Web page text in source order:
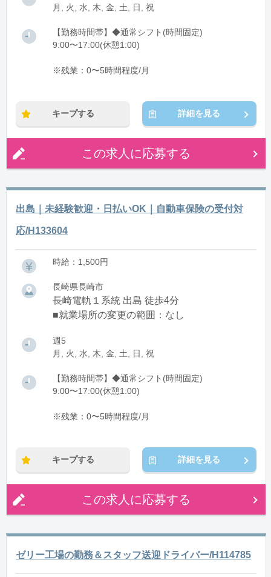
月, 火, 水, 木, 金, 土, 日, 祝
【勤務時間帯】◆通常シフト(時間固定)
9:00〜17:00(休憩1:00)
※残業：0〜5時間程度/月
キープする 詳細を見る
この求人に応募する
出島｜未経験歓迎・日払いOK｜自動車保険の受付対
応/H133604
時給：1,500円
長崎県長崎市
長崎電軌１系統 出島 徒歩4分
■就業場所の変更の範囲：なし
週5
月, 火, 水, 木, 金, 土, 日, 祝
【勤務時間帯】◆通常シフト(時間固定)
9:00〜17:00(休憩1:00)
※残業：0〜5時間程度/月
キープする 詳細を見る
この求人に応募する
ゼリー工場の勤務＆スタッフ送迎ドライバー/H114785